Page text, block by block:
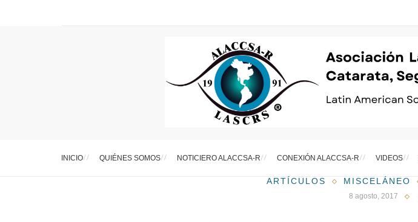
INICIO QUIÉNES SOMOS NOTICIERO ALACCSA-R CONEXIÓN ALACCSA-R VIDEOS
ARTÍCULOS MISCELÁNEO
8 agosto, 2017